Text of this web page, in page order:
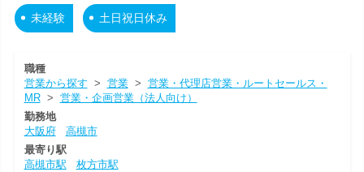
未経験 土日祝日休み
職種
営業から探す > 営業> 営業・代理店営業・ルートセールス・
MR> 営業・企画営業（法人向け）
勤務地
大阪府
高槻市
最寄り駅
高槻市駅
枚方市駅